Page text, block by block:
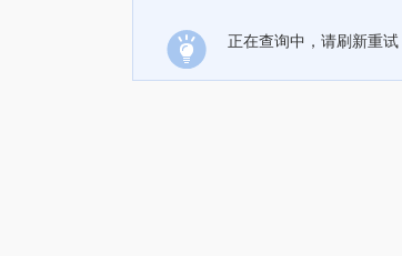
正在查询中，请刷新重试